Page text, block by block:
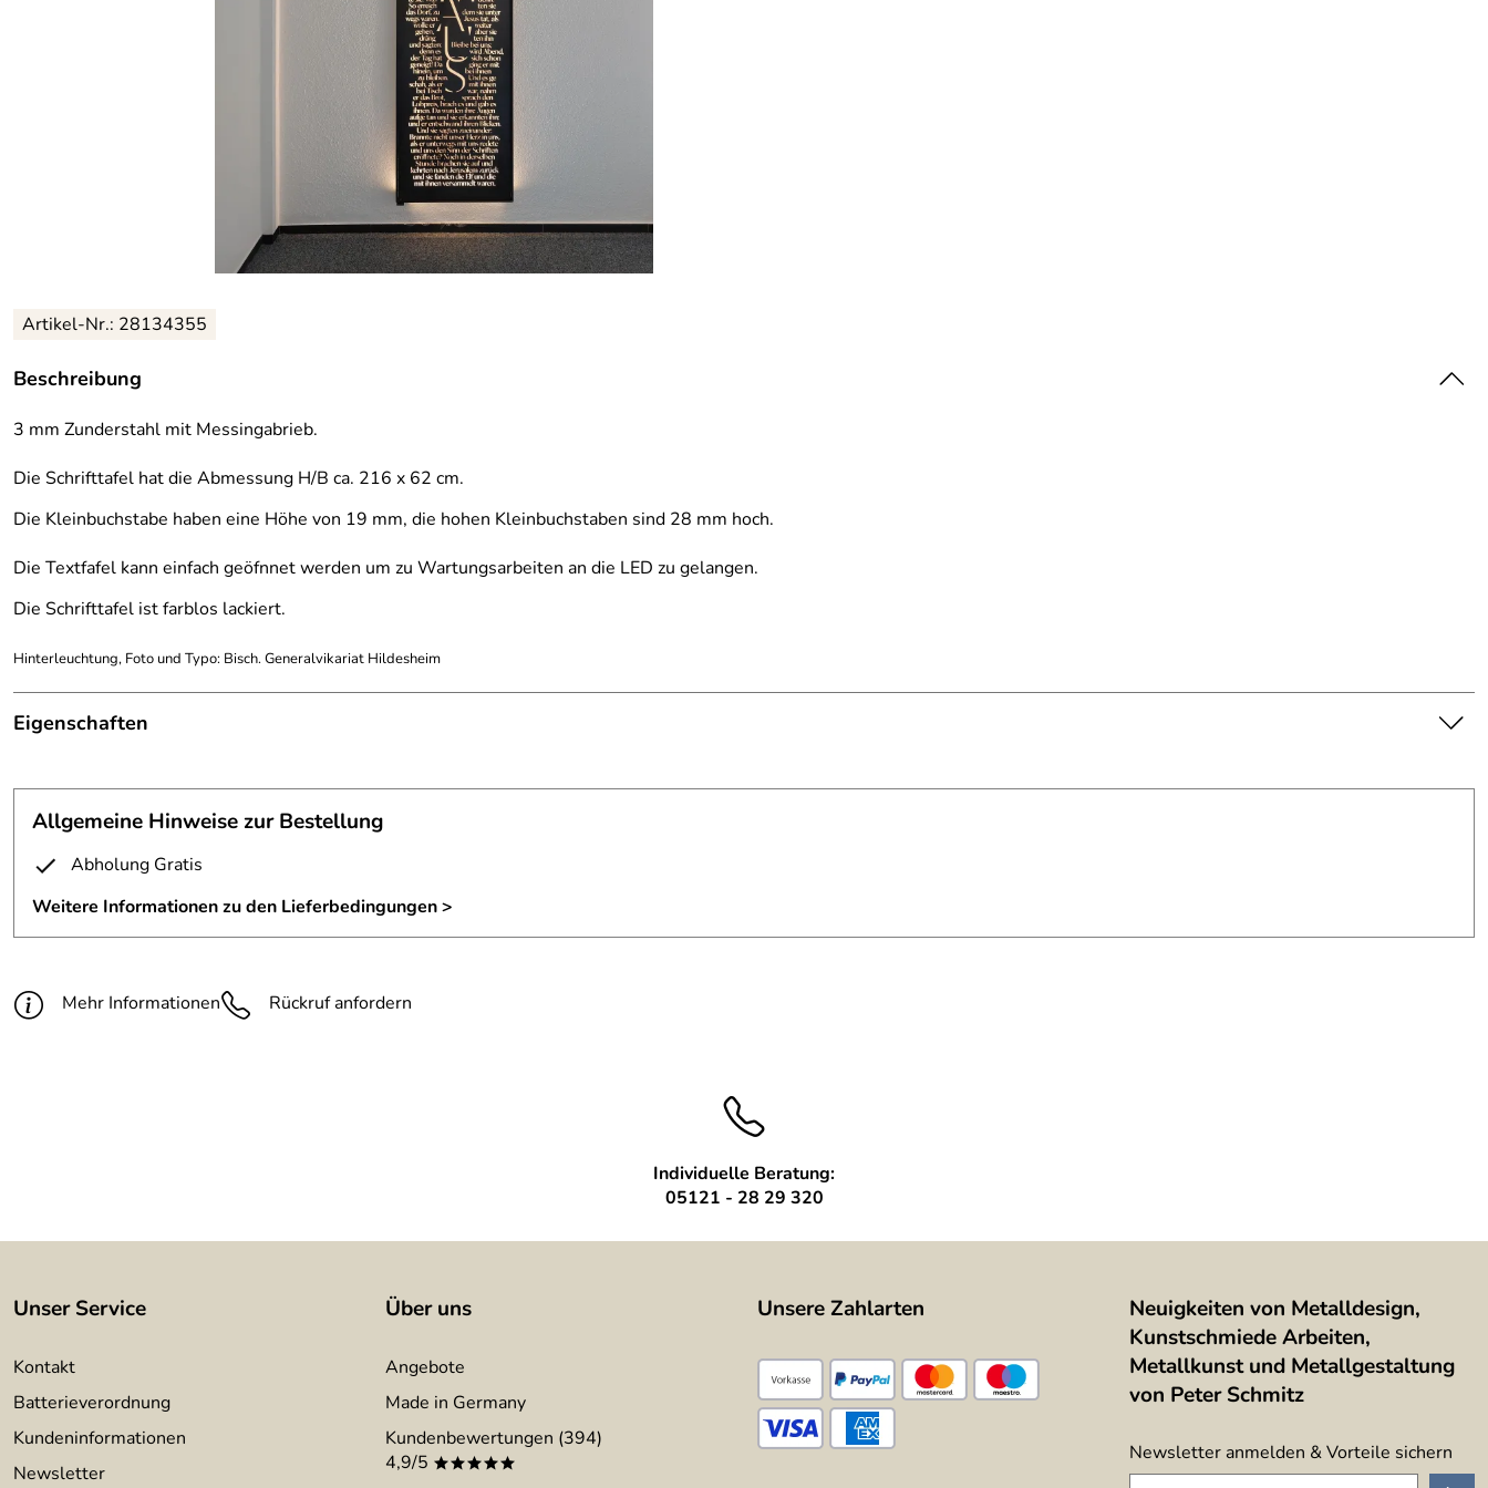
Artikel-Nr.: 28134355
Beschreibung
3 mm Zunderstahl mit Messingabrieb.
Die Schrifttafel hat die Abmessung H/B ca. 216 x 62 cm.
Die Kleinbuchstabe haben eine Höhe von 19 mm, die hohen Kleinbuchstaben sind 28 mm hoch.
Die Textfafel kann einfach geöfnnet werden um zu Wartungsarbeiten an die LED zu gelangen.
Die Schrifttafel ist farblos lackiert.
Hinterleuchtung, Foto und Typo: Bisch. Generalvikariat Hildesheim
Eigenschaften
Fertigungsverfahren:
gelasert
Maße:
Material:
Zunderstahl
Oberfläche:
Messingabrieb, farblos lackiert
Allgemeine Hinweise zur Bestellung
Abholung Gratis
Weitere Informationen zu den Lieferbedingungen >
Mehr Informationen Rückruf anfordern
Individuelle Beratung:
05121 - 28 29 320
Unser Service
Kontakt
Batterieverordnung
Kundeninformationen
Newsletter
Über uns
Angebote
Made in Germany
Kundenbewertungen (394)
4,9/5 *****
Unsere Zahlarten
Neuigkeiten von Metalldesign,
Kunstschmiede Arbeiten,
Metallkunst und Metallgestaltung
von Peter Schmitz
Newsletter anmelden & Vorteile sichern